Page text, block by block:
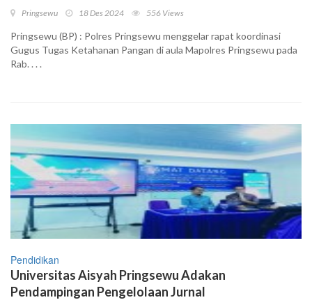
Pringsewu 18 Des 2024 556 Views
Pringsewu (BP) : Polres Pringsewu menggelar rapat koordinasi
Gugus Tugas Ketahanan Pangan di aula Mapolres Pringsewu pada
Rab. . . .
Pendidikan
Universitas Aisyah Pringsewu Adakan
Pendampingan Pengelolaan Jurnal